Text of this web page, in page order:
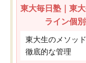
東大毎日塾｜東
ライン個
東大生のメソッ
徹底的な管理